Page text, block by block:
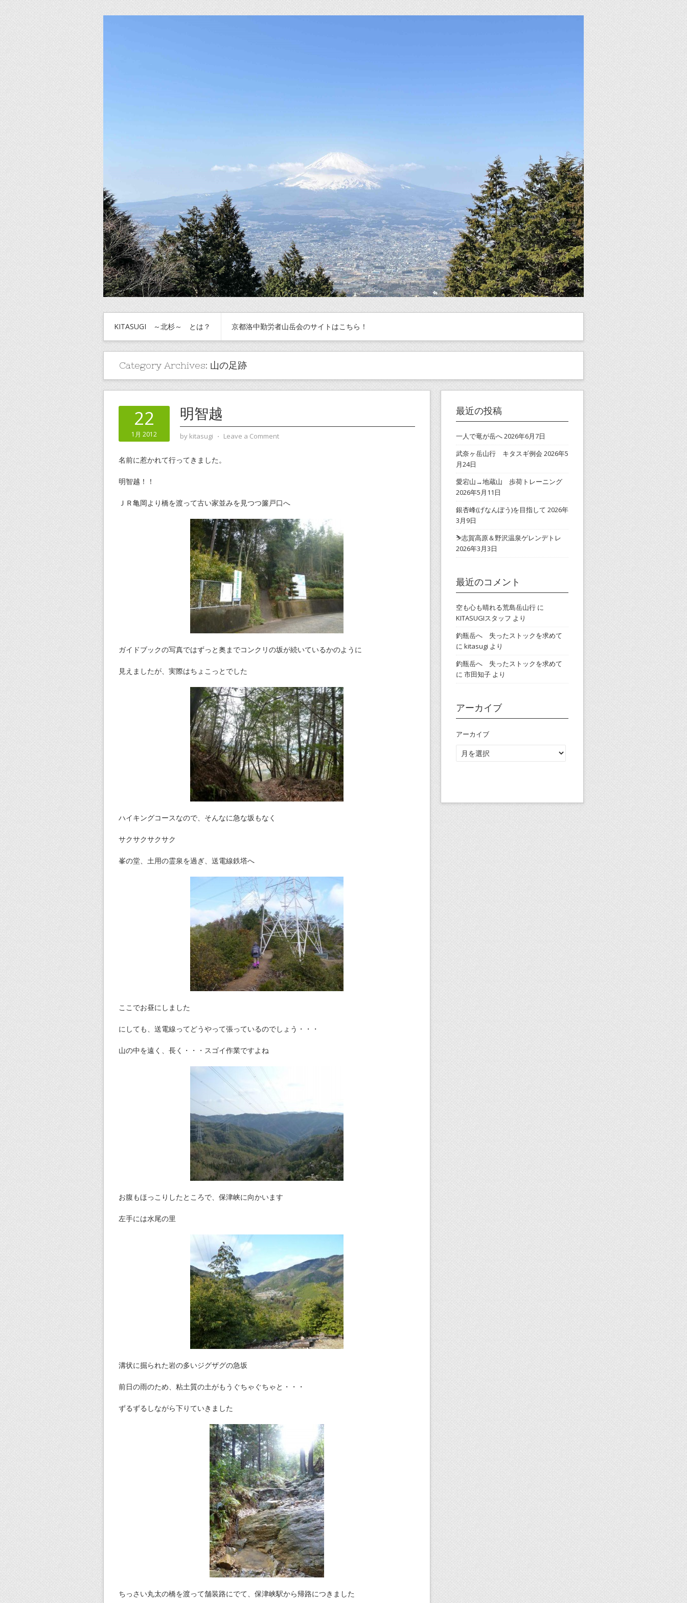
KITASUGI ～北杉～ とは？ 京都洛中勤労者山岳会のサイトはこちら！
Category Archives: 山の足跡
22
1月 2012
明智越
by kitasugi ⋅ Leave a Comment
名前に惹かれて行ってきました。
明智越！！
ＪＲ亀岡より橋を渡って古い家並みを見つつ簾戸口へ
ガイドブックの写真ではずっと奥までコンクリの坂が続いているかのように
見えましたが、実際はちょこっとでした
ハイキングコースなので、そんなに急な坂もなく
サクサクサクサク
峯の堂、土用の霊泉を過ぎ、送電線鉄塔へ
ここでお昼にしました
にしても、送電線ってどうやって張っているのでしょう・・・
山の中を遠く、長く・・・スゴイ作業ですよね
お腹もほっこりしたところで、保津峡に向かいます
左手には水尾の里
溝状に掘られた岩の多いジグザグの急坂
前日の雨のため、粘土質の土がもうぐちゃぐちゃと・・・
ずるずるしながら下りていきました
ちっさい丸太の橋を渡って舗装路にでて、保津峡駅から帰路につきました
最近の投稿
一人で竜が岳へ2026年6月7日
武奈ヶ岳山行 キタスギ例会 2026年5
月24日
愛宕山→地蔵山 歩荷トレーニング
2026年5月11日
銀杏峰(げなんぽう)を目指して 2026年
3月9日
⛷志賀高原＆野沢温泉ゲレンデトレ
2026年3月3日
最近のコメント
空も心も晴れる荒島岳山行 に
KITASUGIスタッフ より
釣瓶岳へ 失ったストックを求めて
に kitasugi より
釣瓶岳へ 失ったストックを求めて
に 市田知子 より
アーカイブ
アーカイブ